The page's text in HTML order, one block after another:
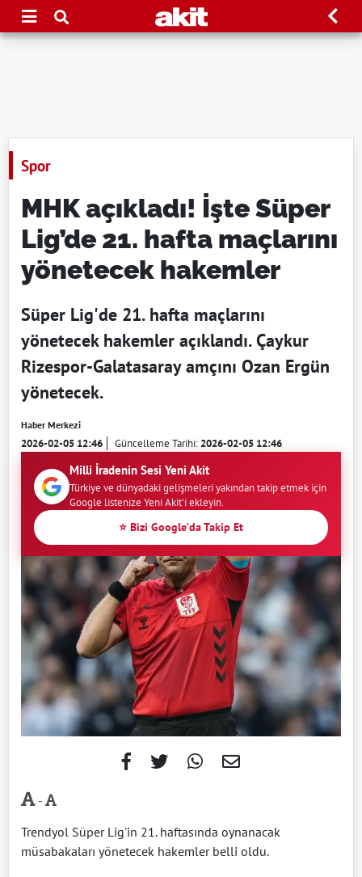
Spor
MHK açıkladı! İşte Süper
Lig’de 21. hafta maçlarını
yönetecek hakemler
Süper Lig'de 21. hafta maçlarını
yönetecek hakemler açıklandı. Çaykur
Rizespor-Galatasaray amçını Ozan Ergün
yönetecek.
Haber Merkezi
2026-02-05 12:46 Güncelleme Tarihi:2026-02-05 12:46
Milli İradenin Sesi Yeni Akit
Türkiye ve dünyadaki gelişmeleri yakından takip etmek için
Google listenize Yeni Akit'i ekleyin.
⭐ Bizi Google'da Takip Et
-
Trendyol Süper Lig'in 21. haftasında oynanacak
müsabakaları yönetecek hakemler belli oldu.